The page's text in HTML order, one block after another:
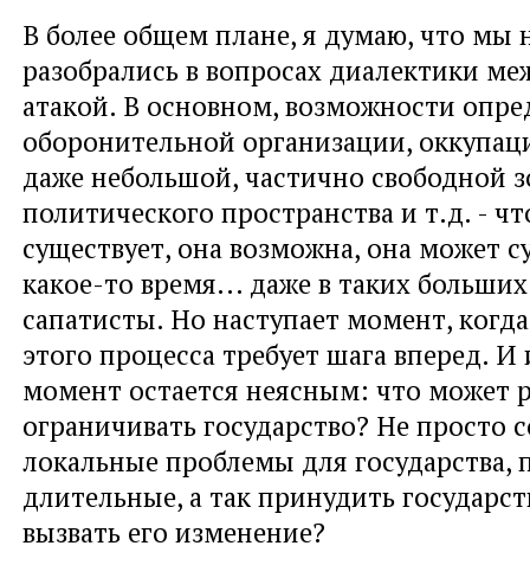
В более общем плане, я думаю, что мы
разобрались в вопросах диалектики
атакой. В основном, возможности
оборонительной организации,
даже небольшой, частично свободной
политического пространства и т.д. -
существует, она возможна, она может
какое-то время... даже в таких
сапатисты. Но наступает момент,
этого процесса требует шага вперед.
момент остается неясным: что может
ограничивать государство? Не просто
локальные проблемы для государства,
длительные, а так принудить
вызвать его изменение?